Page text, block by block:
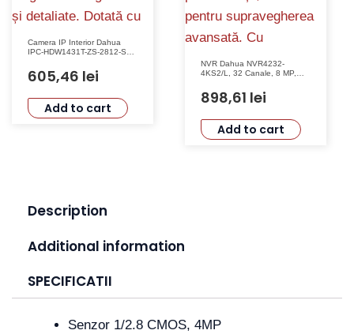
Camera IP Interior Dahua
IPC-HDW1431T-ZS-2812-S4,
Varifocală 2.8mm-12mm
605,46 lei
Add to cart
NVR Dahua NVR4232-
4KS2/L, 32 Canale, 8 MP,
Detectie Facială, SMD Plus
898,61 lei
Add to cart
Description
Additional information
SPECIFICATII
Senzor 1/2.8 CMOS, 4MP